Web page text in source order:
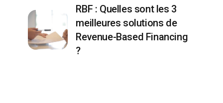
RBF : Quelles sont les 3
meilleures solutions de
Revenue-Based Financing
?